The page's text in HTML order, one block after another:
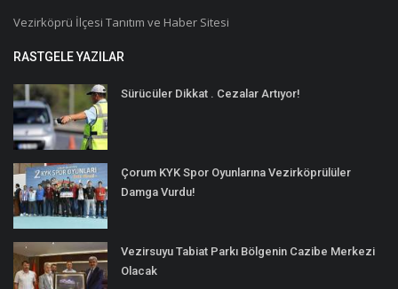
Vezirköprü İlçesi Tanıtım ve Haber Sitesi
RASTGELE YAZILAR
Sürücüler Dikkat . Cezalar Artıyor!
Çorum KYK Spor Oyunlarına Vezirköprülüler
Damga Vurdu!
Vezirsuyu Tabiat Parkı Bölgenin Cazibe Merkezi
Olacak